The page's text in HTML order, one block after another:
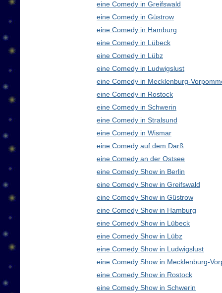
eine Comedy in Greifswald
eine Comedy in Güstrow
eine Comedy in Hamburg
eine Comedy in Lübeck
eine Comedy in Lübz
eine Comedy in Ludwigslust
eine Comedy in Mecklenburg-
eine Comedy in Rostock
eine Comedy in Schwerin
eine Comedy in Stralsund
eine Comedy in Wismar
eine Comedy auf dem Darß
eine Comedy an der Ostsee
eine Comedy Show in Berlin
eine Comedy Show in Greifswald
eine Comedy Show in Güstrow
eine Comedy Show in Hamburg
eine Comedy Show in Lübeck
eine Comedy Show in Lübz
eine Comedy Show in Ludwigslust
eine Comedy Show in Mecklenburg-
eine Comedy Show in Rostock
eine Comedy Show in Schwerin